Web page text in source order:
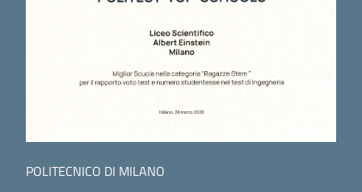
POLITECNICO DI MILANO